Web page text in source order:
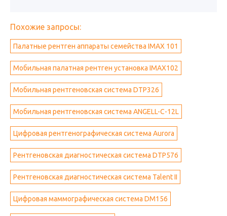
Похожие запросы:
Палатные рентген аппараты семейства IMAX 101
Мобильная палатная рентген установка IMAX102
Мобильная рентгеновская система DTP326
Мобильная рентгеновская система ANGELL-C-12L
Цифровая рентгенографическая система Aurora
Рентгеновская диагностическая система DTP576
Рентгеновская диагностическая система Talent II
Цифровая маммографическая система DM156